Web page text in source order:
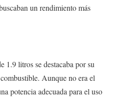
un rendimiento más
1.9 litros se destacaba por su
Aunque no era el
potencia adecuada para el uso